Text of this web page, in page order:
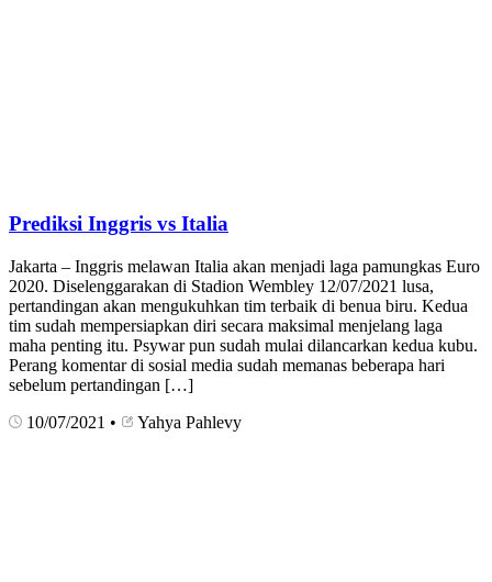
Prediksi Inggris vs Italia
Jakarta – Inggris melawan Italia akan menjadi laga pamungkas Euro
2020. Diselenggarakan di Stadion Wembley 12/07/2021 lusa,
pertandingan akan mengukuhkan tim terbaik di benua biru. Kedua
tim sudah mempersiapkan diri secara maksimal menjelang laga
maha penting itu. Psywar pun sudah mulai dilancarkan kedua kubu.
Perang komentar di sosial media sudah memanas beberapa hari
sebelum pertandingan […]
10/07/2021 • Yahya Pahlevy